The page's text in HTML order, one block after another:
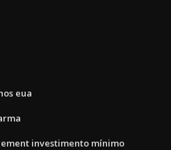
eua
investimento mínimo